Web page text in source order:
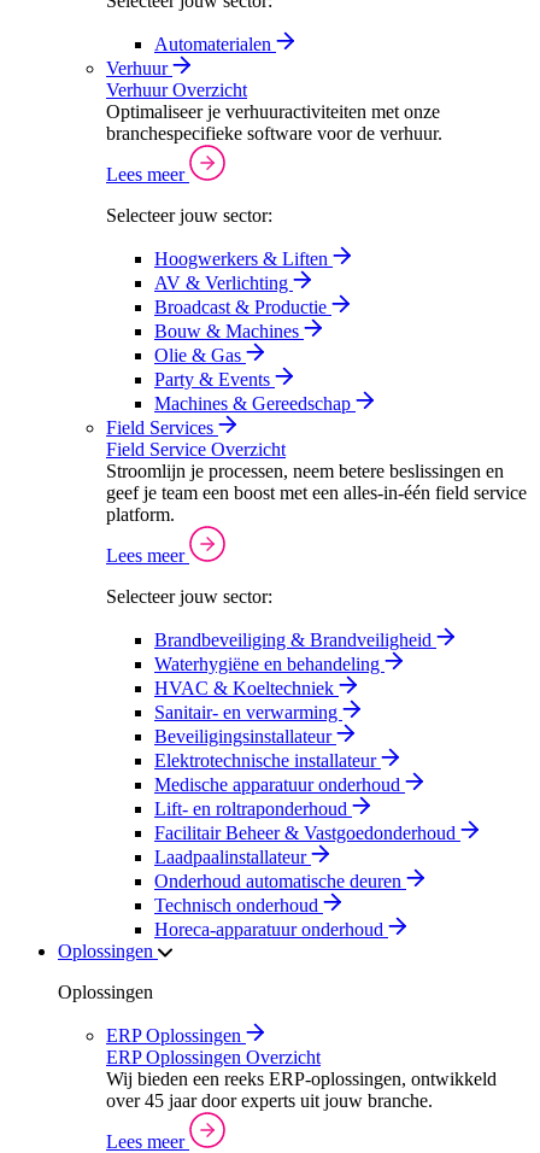
Automaterialen
Verhuur
Verhuur Overzicht
Optimaliseer je verhuuractiviteiten met onze
branchespecifieke software voor de verhuur.
Lees meer
Selecteer jouw sector:
Hoogwerkers & Liften
AV & Verlichting
Broadcast & Productie
Bouw & Machines
Olie & Gas
Party & Events
Machines & Gereedschap
Field Services
Field Service Overzicht
Stroomlijn je processen, neem betere beslissingen en
geef je team een boost met een alles-in-één field service
platform.
Lees meer
Selecteer jouw sector:
Brandbeveiliging & Brandveiligheid
Waterhygiëne en behandeling
HVAC & Koeltechniek
Sanitair- en verwarming
Beveiligingsinstallateur
Elektrotechnische installateur
Medische apparatuur onderhoud
Lift- en roltraponderhoud
Facilitair Beheer & Vastgoedonderhoud
Laadpaalinstallateur
Onderhoud automatische deuren
Technisch onderhoud
Horeca-apparatuur onderhoud
Oplossingen
Oplossingen
ERP Oplossingen
ERP Oplossingen Overzicht
Wij bieden een reeks ERP-oplossingen, ontwikkeld
over 45 jaar door experts uit jouw branche.
Lees meer